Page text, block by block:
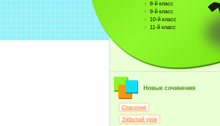
8-й класс
9-й класс
10-й класс
11-й класс
Новые сочинения
Спасение
Забытый урок